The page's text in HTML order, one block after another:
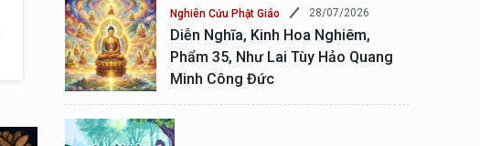
Nghiên Cứu Phật Giáo 28/07/2026
Diễn Nghĩa, Kinh Hoa Nghiêm,
Phẩm 35, Như Lai Tùy Hảo Quang
Minh Công Đức